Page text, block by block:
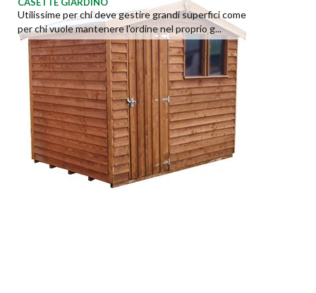
Utilissime per chi deve gestire grandi superfici come
per chi vuole mantenere l'ordine nel proprio g...